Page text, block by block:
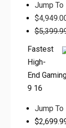
Jump To
Fastest
High-
End
9 16
Jump To